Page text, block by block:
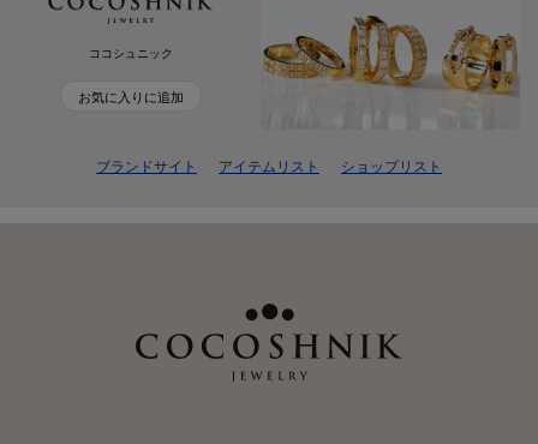
ココシュニック
お気に入りに追加
ブランドサイト アイテムリスト ショップリスト